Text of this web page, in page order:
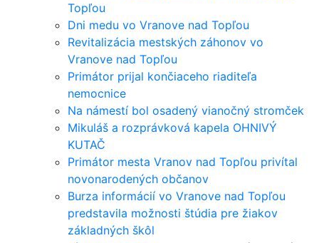
Topľou
Dni medu vo Vranove nad Topľou
Revitalizácia mestských záhonov vo
Vranove nad Topľou
Primátor prijal končiaceho riaditeľa
nemocnice
Na námestí bol osadený vianočný stromček
Mikuláš a rozprávková kapela OHNIVÝ
KUTAČ
Primátor mesta Vranov nad Topľou privítal
novonarodených občanov
Burza informácií vo Vranove nad Topľou
predstavila možnosti štúdia pre žiakov
základných škôl